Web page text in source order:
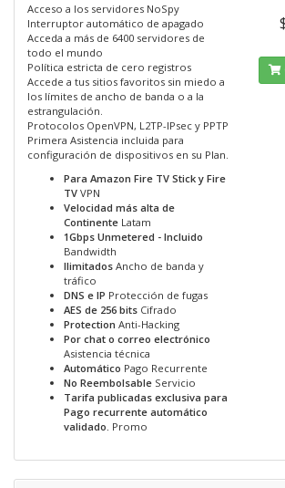
Acceso a los servidores NoSpy
Interruptor automático de apagado
Acceda a más de 6400 servidores de
todo el mundo
Política estricta de cero registros
Accede a tus sitios favoritos sin miedo a
los límites de ancho de banda o a la
estrangulación.
Protocolos OpenVPN, L2TP-IPsec y PPTP
Primera Asistencia incluida para
configuración de dispositivos en su Plan.
Para Amazon Fire TV Stick y Fire
TV VPN
Velocidad más alta de
Continente Latam
1Gbps Unmetered - Incluido
Bandwidth
Ilimitados Ancho de banda y
tráfico
DNS e IP Protección de fugas
AES de 256 bits Cifrado
Protection Anti-Hacking
Por chat o correo electrónico
Asistencia técnica
Automático Pago Recurrente
No Reembolsable Servicio
Tarifa publicadas exclusiva para
Pago recurrente automático
validado. Promo